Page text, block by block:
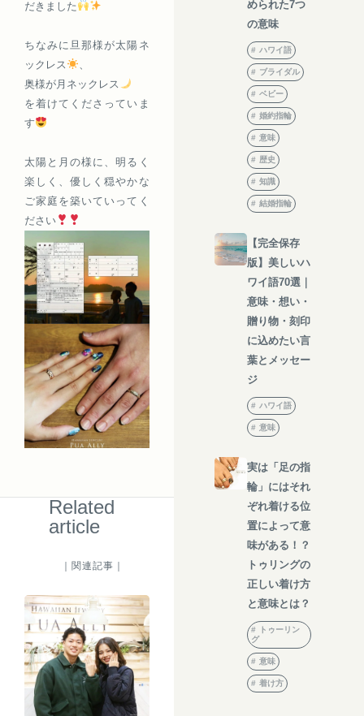
だきました
ちなみに旦那様が太陽ネ
ックレス
奥様が月ネックレス
を着けてくださっていま
す
太陽と月の様に、明るく
楽しく、優しく穏やかな
ご家庭を築いていってく
ださい
Related
article
｜関連記事｜
められた7つ
の意味
ハワイ語
ブライダル
ベビー
婚約指輪
意味
歴史
知識
結婚指輪
【完全保存
版】美しいハ
ワイ語70選｜
意味・想い・
贈り物・刻印
に込めたい言
葉とメッセー
ジ
ハワイ語
意味
実は「足の指
輪」にはそれ
ぞれ着ける位
置によって意
味がある！？
トゥリングの
正しい着け方
と意味とは？
トゥーリン
グ
意味
着け方